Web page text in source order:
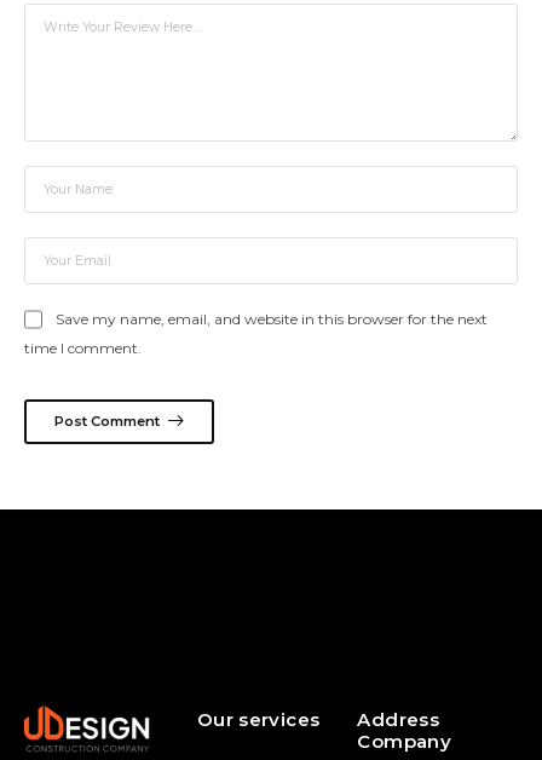
Save my name, email, and website in this browser for the next
time I comment.
Post Comment
Our services
Address
Company